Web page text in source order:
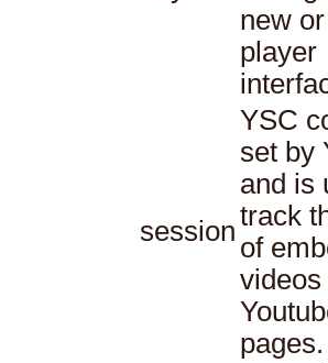
new
player
session
YSC
set by
and is
track
of
videos
pages.